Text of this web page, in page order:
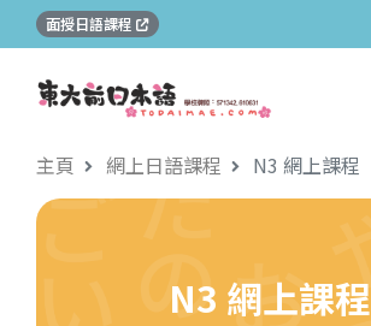
面授日語課程
主頁 網上日語課程 N3 網上課程
N3 網上課程